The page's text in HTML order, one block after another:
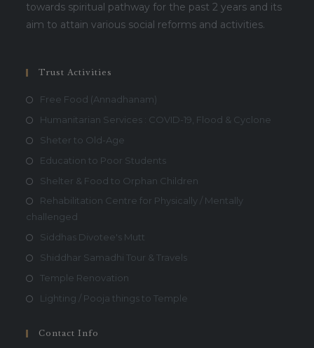
towards spiritual pathway for the past 2 years and its
aim to attain various social reforms and activities.
Trust Activities
Free Food (Annadhanam)
Humanitarian Services : COVID-19, Flood & Cyclone
Sheter to Old-Age
Education to Poor Students
Shelter & Food to Orphan Children
Rehabilitation Centre for Physically / Mentally
challenged
Siddhas Divotee's Mutt
Shiddhar Samadhi Tour & Travels
Temple Renovation
Lighting / Pooja things to Temple
Contact Info